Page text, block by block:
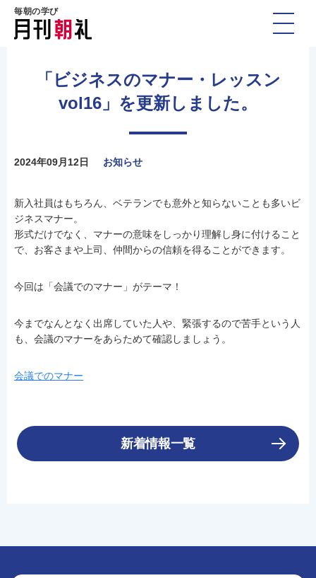
毎朝の学び
「ビジネスのマナー・レッスン
vol16」を更新しました。
2024年09月12日 お知らせ
新入社員はもちろん、ベテランでも意外と知らないことも多いビ
ジネスマナー。
形式だけでなく、マナーの意味をしっかり理解し身に付けること
で、お客さまや上司、仲間からの信頼を得ることができます。
今回は「会議でのマナー」がテーマ！
今までなんとなく出席していた人や、緊張するので苦手という人
も、会議のマナーをあらためて確認しましょう。
会議でのマナー
新着情報一覧